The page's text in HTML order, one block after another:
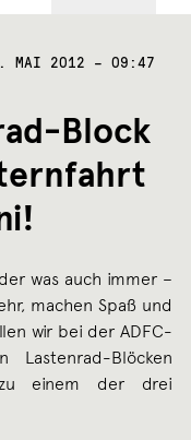
MAI 2012 – 09:47
Block
was auch immer –
machen Spaß und
wir bei der ADFC-
Blöcken
zu einem der drei